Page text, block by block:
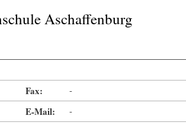
Aschaffenburg
Fax: -
E-Mail: -